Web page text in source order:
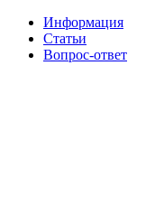
Информация
Статьи
Вопрос-ответ